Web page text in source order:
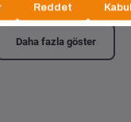
Daha fazla göster